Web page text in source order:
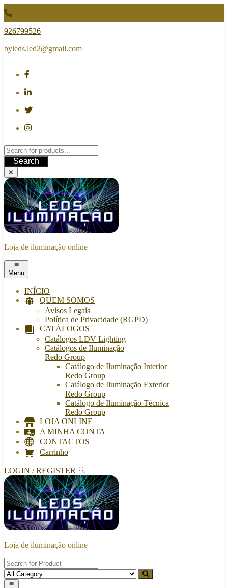
Skip
to
content
926799526
byleds.led2@gmail.com
Search
✕
Loja de iluminação online
Menu
INÍCIO
QUEM SOMOS
Avisos Legais
Política de Privacidade (RGPD)
CATÁLOGOS
Catálogos LDV Lighting
Catálogos de Iluminação
Redo Group
Catálogo de Iluminação Interior
Redo Group
Catálogo de Iluminação Exterior
Redo Group
Catálogo de Iluminação Técnica
Redo Group
LOJA ONLINE
A MINHA CONTA
CONTACTOS
Carrinho
LOGIN / REGISTER
Loja de iluminação online